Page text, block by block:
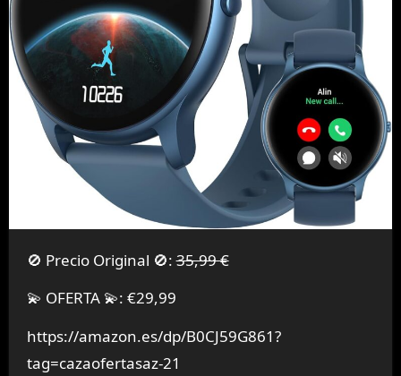
🚫 Precio Original 🚫:35,99 €
💫 OFERTA 💫: €29,99
https://amazon.es/dp/B0CJ59G861?
tag=cazaofertasaz-21